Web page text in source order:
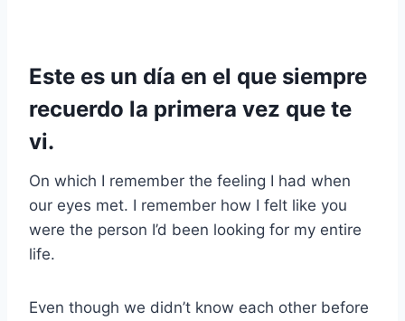
Este es un día en el que siempre
recuerdo la primera vez que te
vi.
On which I remember the feeling I had when
our eyes met. I remember how I felt like you
were the person I’d been looking for my entire
life.
Even though we didn’t know each other before